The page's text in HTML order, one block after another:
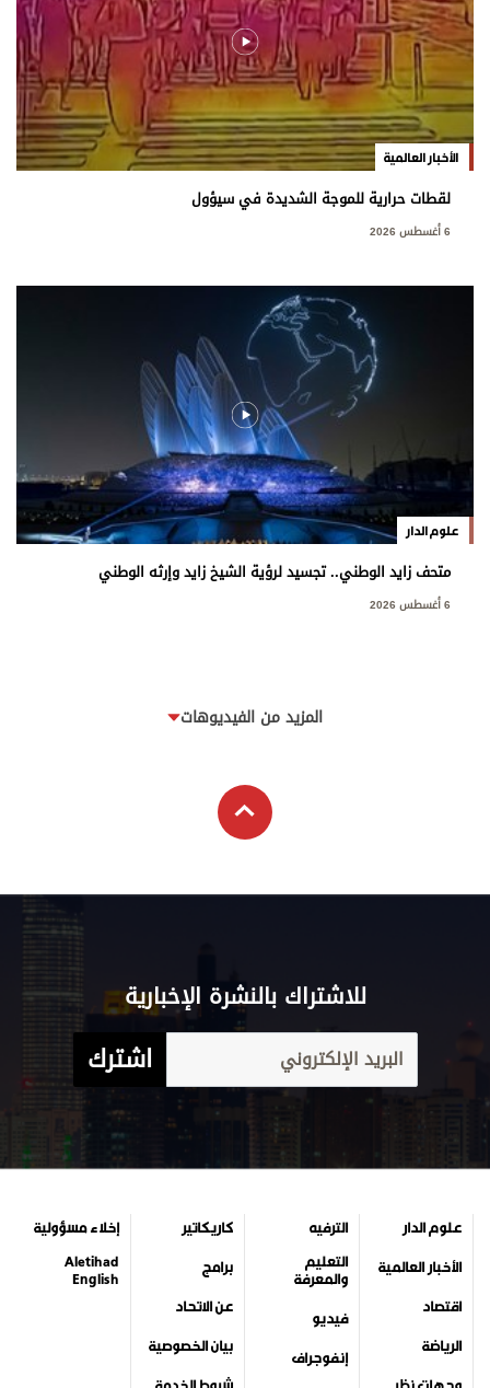
الأخبار العالمية
لقطات حرارية للموجة الشديدة في سيؤول
6 أغسطس 2026
علوم الدار
متحف زايد الوطني.. تجسيد لرؤية الشيخ زايد وإرثه الوطني
6 أغسطس 2026
المزيد من الفيديوهات
للاشتراك بالنشرة الإخبارية
اشترك
علوم الدار
الأخبار العالمية
اقتصاد
الرياضة
الترفيه
التعليم
والمعرفة
فيديو
إنفوجراف
كاريكاتير
برامج
عن الاتحاد
بيان الخصوصية
إخلاء مسؤولية
Aletihad
English